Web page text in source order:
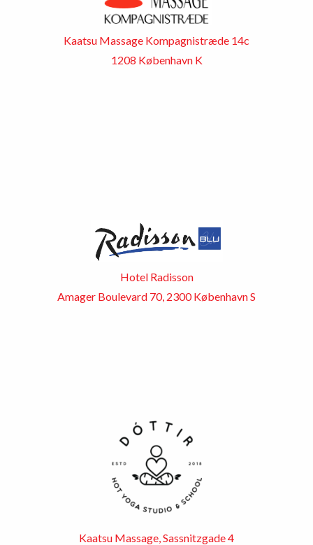
Kaatsu Massage Kompagnistræde 14c
1208 København K
Hotel Radisson
Amager Boulevard 70, 2300 København S
Kaatsu Massage, Sassnitzgade 4